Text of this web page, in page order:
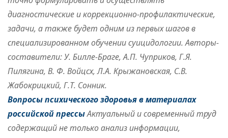
диагностические и коррекционно-профилактические,
задачи, а также будет одним из первых шагов в
специализированном обучении суицидологии. Авторы-
составители: У. Билле-Браге, А.П. Чуприков, Г.Я.
Пилягина, В. Ф. Войцсх, Л.А. Крыжановская, С.В.
Жабокрицкий, Г.Т. Сонник.
Вопросы психического здоровья в материалах
российской прессыАктуальный и современный труд
содержащий не только анализ информации,